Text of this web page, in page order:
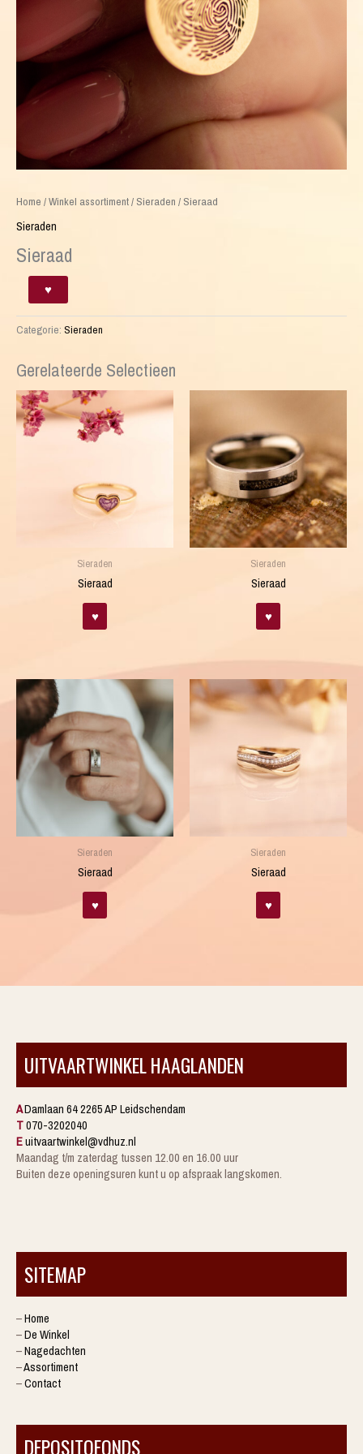
Home /Winkel assortiment/ Sieraden / Sieraad
Sieraden
Sieraad
Sieraad
aantal
♥
Categorie: Sieraden
Gerelateerde Selectieen
Sieraden
Sieraad
♥
Sieraden
Sieraad
♥
Sieraden
Sieraad
♥
Sieraden
Sieraad
♥
UITVAARTWINKEL HAAGLANDEN
ADamlaan 64 2265 AP Leidschendam
T070-3202040
Euitvaartwinkel@vdhuz.nl
Maandag t/m zaterdag tussen 12.00 en 16.00 uur
Buiten deze openingsuren kunt u op afspraak langskomen.
SITEMAP
–Home
–De Winkel
–Nagedachten
–Assortiment
–Contact
DEPOSITOFONDS